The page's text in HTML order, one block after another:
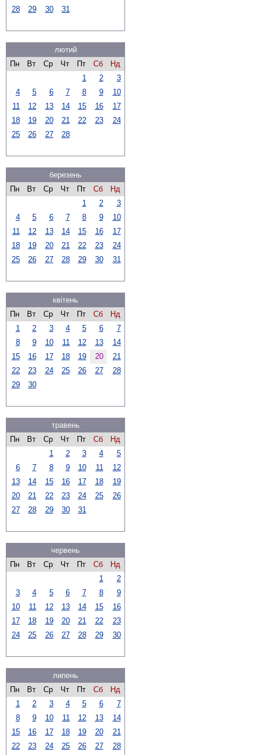
28 29 30 31
лютий
Пн
Вт Ср Чт Пт Сб
Нд
1
2
3
4
5 6 7 8 9
10
11
12 13 14 15 16
17
18
19 20 21 22 23
24
25
26 27 28
березень
Пн
Вт Ср Чт Пт Сб
Нд
1
2
3
4
5 6 7 8 9
10
11
12 13 14 15 16
17
18
19 20 21 22 23
24
25
26 27 28 29 30 31
квітень
Пн
Вт Ср Чт Пт Сб
Нд
1
2 3 4 5 6
7
8
9 10 11 12 13
14
15
16 17 18 19 20
21
22
23 24 25 26 27
28
29
30
травень
Пн
Вт Ср Чт Пт Сб
Нд
1
2 3 4
5
6
7 8 9 10 11
12
13
14 15 16 17 18
19
20
21 22 23 24 25
26
27
28 29 30 31
червень
Пн
Вт Ср Чт Пт Сб
Нд
1
2
3
4 5 6 7 8
9
10
11 12 13 14 15
16
17
18 19 20 21 22
23
24
25 26 27 28 29 30
липень
Пн
Вт Ср Чт Пт Сб
Нд
1
2 3 4 5 6
7
8
9 10 11 12 13
14
15
16 17 18 19 20
21
22
23 24 25 26 27
28